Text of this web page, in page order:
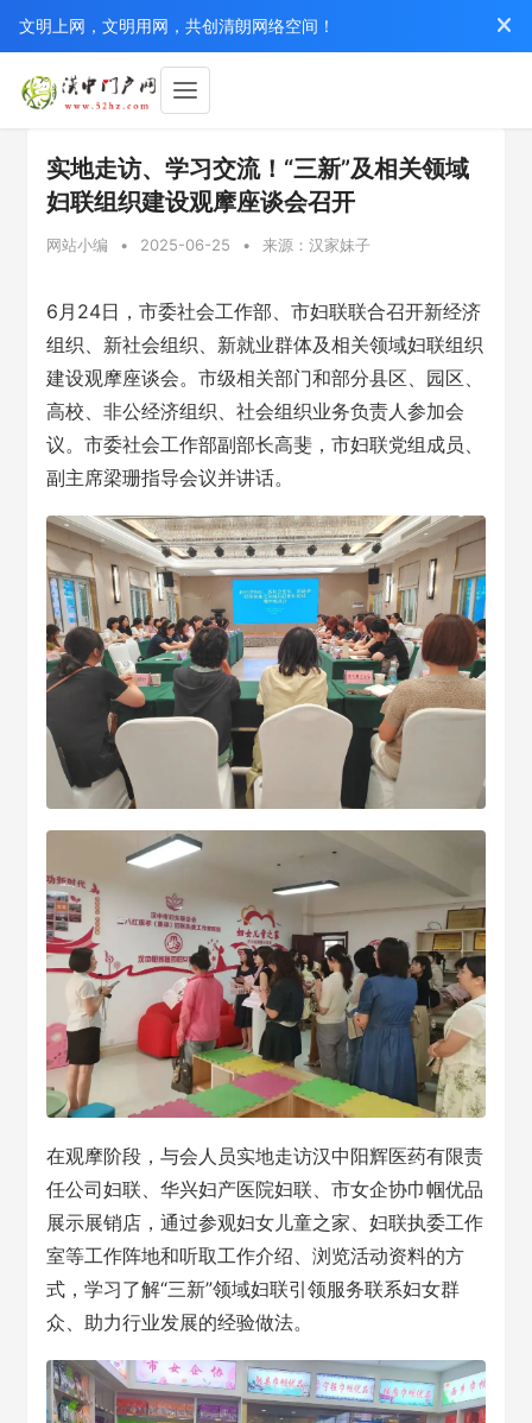
文明上网，文明用网，共创清朗网络空间！
实地走访、学习交流！“三新”及相关领域
妇联组织建设观摩座谈会召开
网站小编 • 2025-06-25 • 来源：汉家妹子
6月24日，市委社会工作部、市妇联联合召开新经济
组织、新社会组织、新就业群体及相关领域妇联组织
建设观摩座谈会。市级相关部门和部分县区、园区、
高校、非公经济组织、社会组织业务负责人参加会
议。市委社会工作部副部长高斐，市妇联党组成员、
副主席梁珊指导会议并讲话。
在观摩阶段，与会人员实地走访汉中阳辉医药有限责
任公司妇联、华兴妇产医院妇联、市女企协巾帼优品
展示展销店，通过参观妇女儿童之家、妇联执委工作
室等工作阵地和听取工作介绍、浏览活动资料的方
式，学习了解“三新”领域妇联引领服务联系妇女群
众、助力行业发展的经验做法。